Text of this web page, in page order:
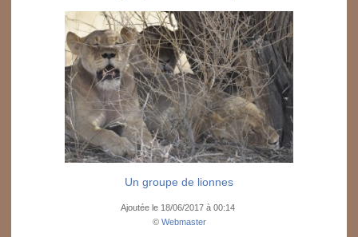
Un groupe de lionnes
Ajoutée le 18/06/2017 à 00:14
© Webmaster